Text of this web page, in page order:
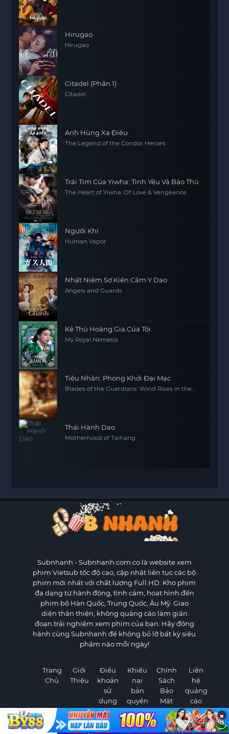
Hirugao
Hirugao
Citadel (Phần 1)
Citadel
Anh Hùng Xạ Điêu
The Legend of the Condor Heroes
Trái Tim Của Yiwha: Tình Yêu Và Báo Thù
The Heart of Yiwha: Of Love & Vengeance
Người Khí
Human Vapor
Nhất Niệm Sơ Kiến Cẩm Y Dao
Angels and Guards
Kẻ Thù Hoàng Gia Của Tôi
My Royal Nemesis
Tiêu Nhân: Phong Khởi Đại Mạc
Blades of the Guardians: Wind Rises in the
Thái Hành Dao
Motherhood of Taihang
Subnhanh - Subnhanh.com.co là website xem
phim Vietsub tốc độ cao, cập nhật liên tục các bộ
phim mới nhất với chất lượng Full HD. Kho phim
đa dạng từ hành động, tình cảm, hoạt hình đến
phim bộ Hàn Quốc, Trung Quốc, Âu Mỹ. Giao
diện thân thiện, không quảng cáo làm gián
đoạn trải nghiệm xem phim của bạn. Hãy đồng
hành cùng Subnhanh để không bỏ lỡ bất kỳ siêu
phẩm nào mỗi ngày!
Trang
Chủ
Giới
Thiệu
Điều
khoản
sử
dụng
Khiếu
nại
bản
quyền
Chính
Sách
Bảo
Mật
Liên
hệ
quảng
cáo
×